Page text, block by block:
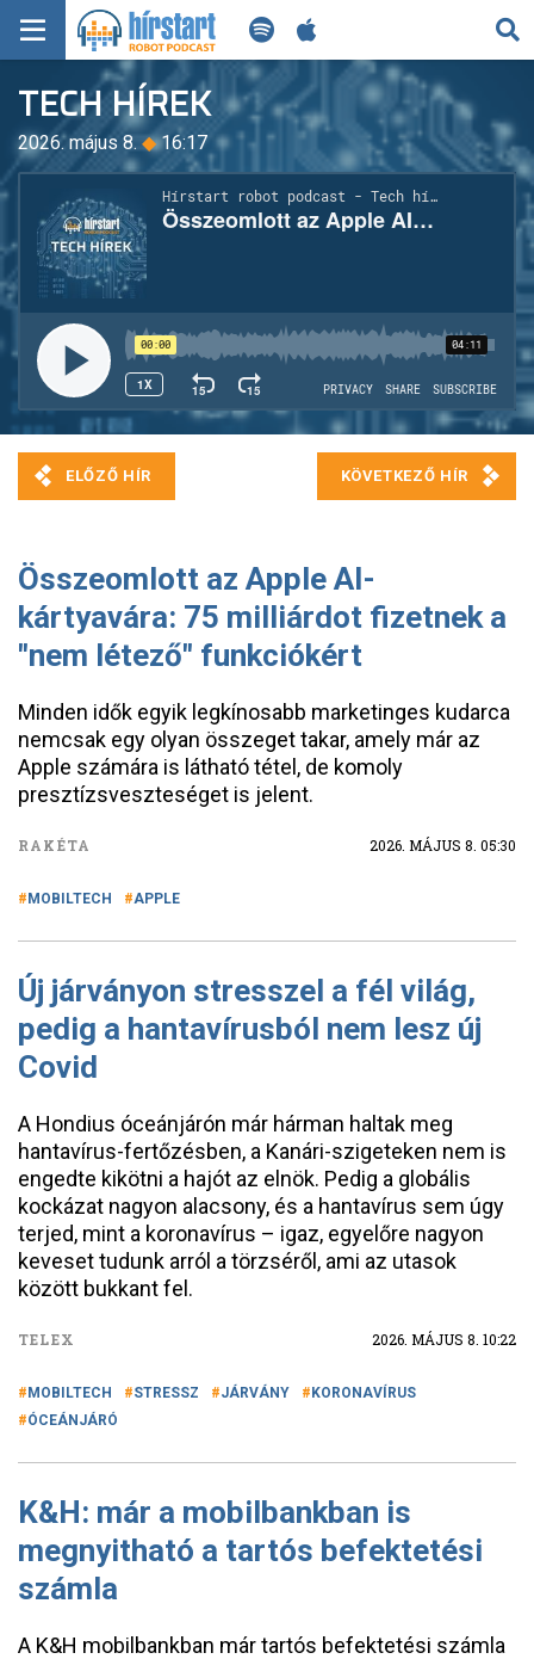
KERESÉS
KEZDŐLAP
FRISS HÍREK
TECH HÍREK
FILM-ZENE-SZÓRAKOZÁS
PLAYLIST
MI AZ A ROBOT PODCAST?
TECH HÍREK
2026. május 8. ◆16:17
Összeomlott az Apple AI-
kártyavára: 75 milliárdot fizetnek a
"nem létező" funkciókért
Minden idők egyik legkínosabb marketinges kudarca
nemcsak egy olyan összeget takar, amely már az
Apple számára is látható tétel, de komoly
presztízsveszteséget is jelent.
RAKÉTA 2026. MÁJUS 8. 05:30
MOBILTECH APPLE
Új járványon stresszel a fél világ,
pedig a hantavírusból nem lesz új
Covid
A Hondius óceánjárón már hárman haltak meg
hantavírus-fertőzésben, a Kanári-szigeteken nem is
engedte kikötni a hajót az elnök. Pedig a globális
kockázat nagyon alacsony, és a hantavírus sem úgy
terjed, mint a koronavírus – igaz, egyelőre nagyon
keveset tudunk arról a törzséről, ami az utasok
között bukkant fel.
TELEX 2026. MÁJUS 8. 10:22
MOBILTECH STRESSZ JÁRVÁNY
KORONAVÍRUS
ÓCEÁNJÁRÓ
K&H: már a mobilbankban is
megnyitható a tartós befektetési
számla
A K&H mobilbankban már tartós befektetési számla